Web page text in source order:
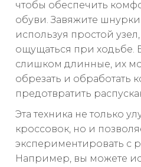
чтобы обеспечить
обуви. Завяжите
используя простой
ощущаться при ходьбе.
слишком длинные, их
обрезать и обработать
предотвратить
Эта техника не только
кроссовок, но и
экспериментировать с
Например, вы можете